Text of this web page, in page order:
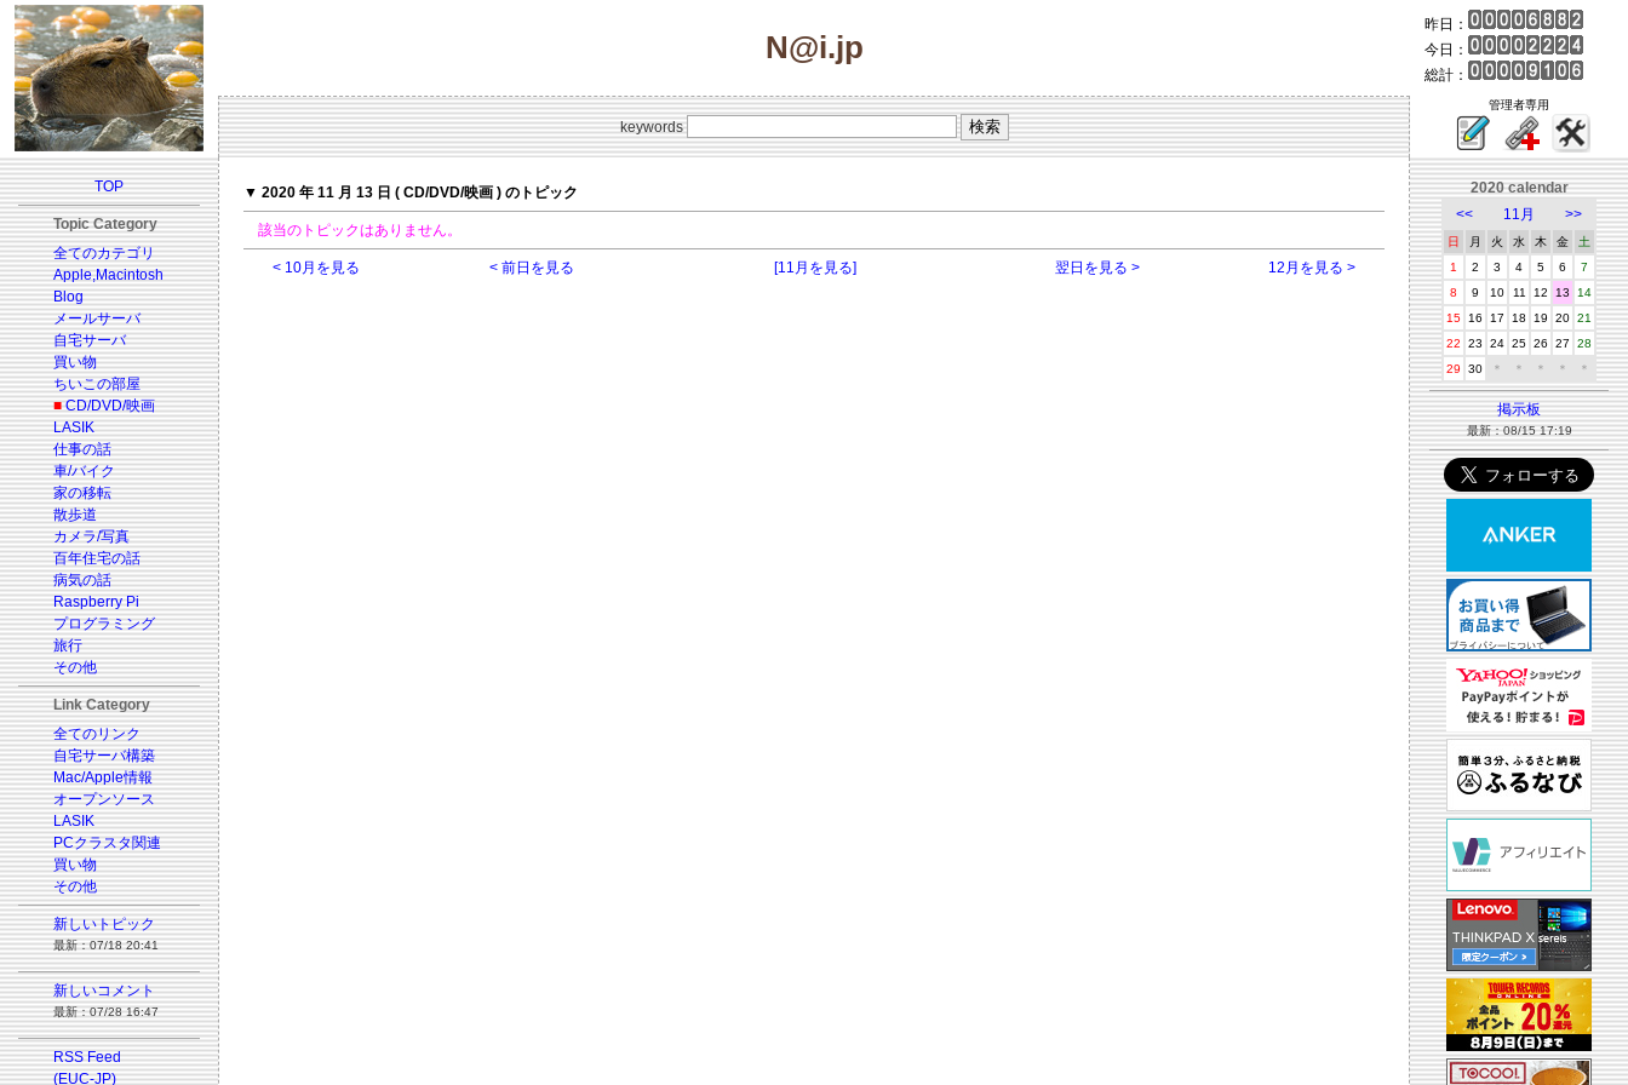
N@i.jp
昨日：
今日：
総計：
keywords
管理者専用
TOP
Topic Category
全てのカテゴリ
Apple,Macintosh
Blog
メールサーバ
自宅サーバ
買い物
ちいこの部屋
■ CD/DVD/映画
LASIK
仕事の話
車/バイク
家の移転
散歩道
カメラ/写真
百年住宅の話
病気の話
Raspberry Pi
プログラミング
旅行
その他
Link Category
全てのリンク
自宅サーバ構築
Mac/Apple情報
オープンソース
LASIK
PCクラスタ関連
買い物
その他
新しいトピック
最新：07/18 20:41
新しいコメント
最新：07/28 16:47
RSS Feed
(EUC-JP)
▼ 2020 年 11 月 13 日 ( CD/DVD/映画 ) のトピック
該当のトピックはありません。
< 10月を見る < 前日を見る [11月を見る] 翌日を見る > 12月を見る >
2020 calendar
<<
11月 >>
日 月 火 水 木 金
土
1
2 3 4 5 6
7
8
9 10 11 12 13
14
15
16 17 18 19 20 21
22
23 24 25 26 27
28
29
30 ＊ ＊ ＊ ＊ ＊
掲示板
最新：08/15 17:19